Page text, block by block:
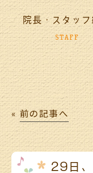
院長・スタッフ
STAFF
«前の記事へ
29日、